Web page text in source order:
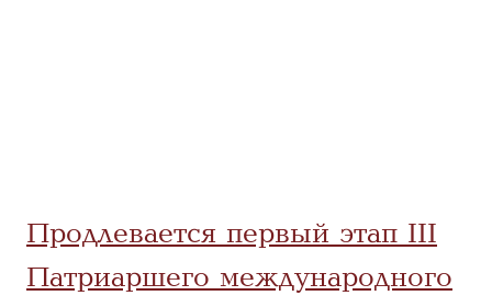
Продлевается первый этап III
Патриаршего международного